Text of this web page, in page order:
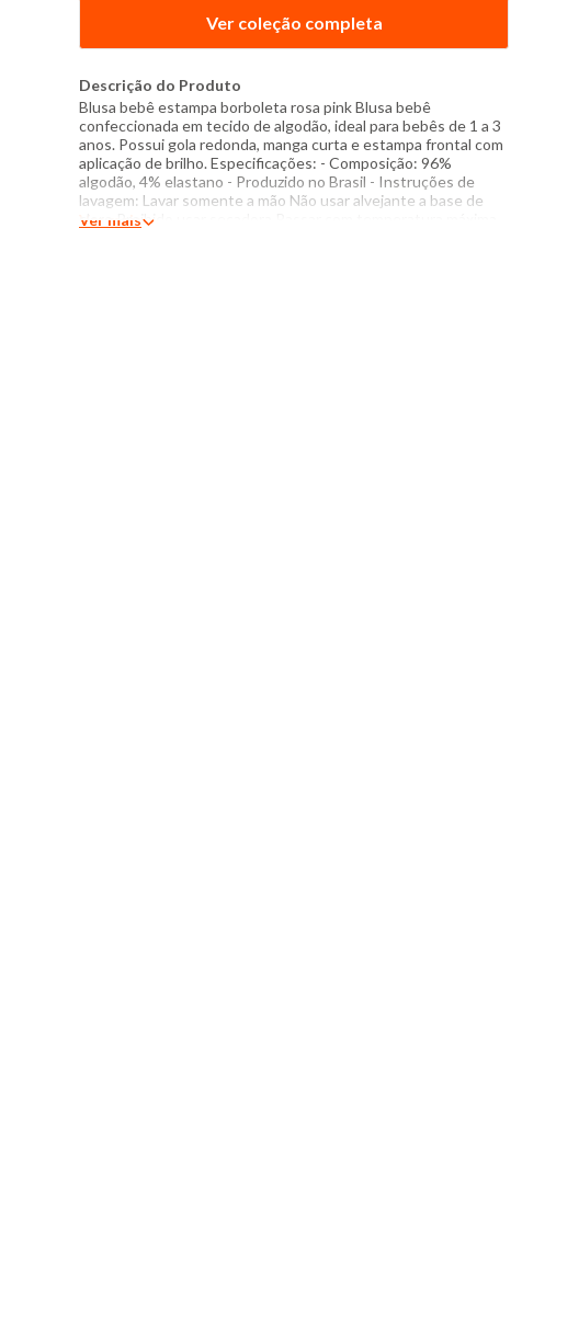
Ver coleção completa
Descrição do Produto
Blusa bebê estampa borboleta rosa pink Blusa bebê
confeccionada em tecido de algodão, ideal para bebês de 1 a 3
anos. Possui gola redonda, manga curta e estampa frontal com
aplicação de brilho. Especificações: - Composição: 96%
algodão, 4% elastano - Produzido no Brasil - Instruções de
lavagem: Lavar somente a mão Não usar alvejante a base de
cloro Proibido usar secadora Passar com temperatura máxima
Ver mais